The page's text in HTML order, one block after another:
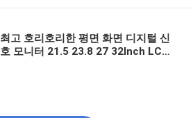
최고 호리호리한 평면 화면 디지털 신
호 모니터 21.5 23.8 27 32Inch LCD